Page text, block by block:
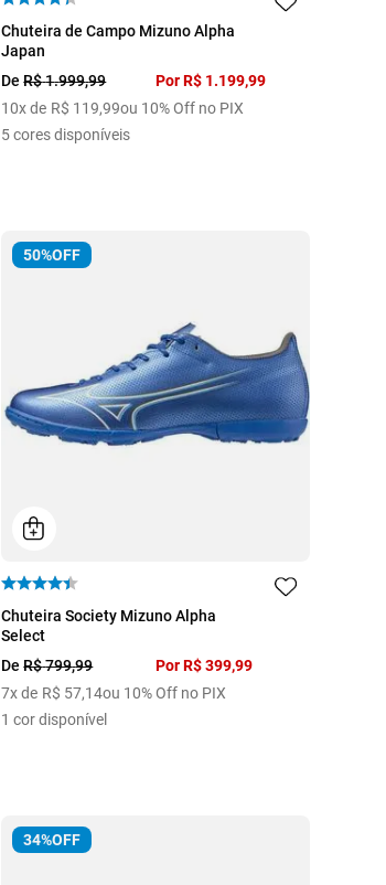
38 39 40 41
44
Chuteira de Campo Mizuno Alpha
Japan
DeR$1.999,99 PorR$ 1.199,99
10x de R$ 119,99ou 10% Off no PIX
5 cores disponíveis
50%OFF
39
Chuteira Society Mizuno Alpha
Select
DeR$799,99 PorR$ 399,99
7x de R$ 57,14ou 10% Off no PIX
1 cor disponível
34%OFF